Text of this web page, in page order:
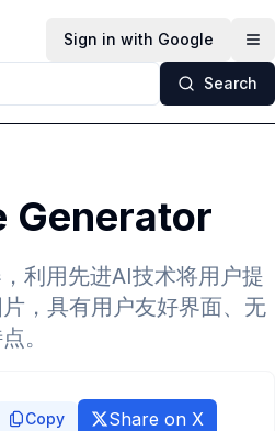
Sign in with Google
Search
Generator
利用先进AI技术将用户提
，具有用户友好界面、无
。
Copy Share on X